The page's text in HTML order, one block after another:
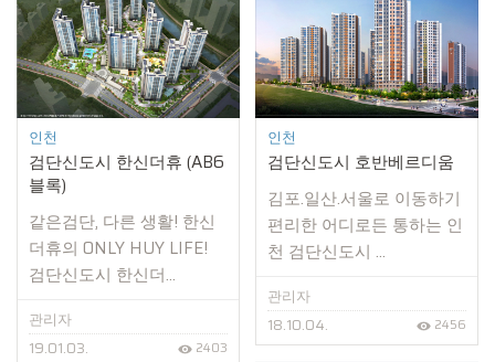
인천
검단신도시 한신더휴 (AB6
블록)
같은검단, 다른 생활! 한신
더휴의 ONLY HUY LIFE!
검단신도시 한신더...
관리자
19.01.03.
2403
인천
검단신도시 호반베르디움
김포.일산.서울로 이동하기
편리한 어디로든 통하는 인
천 검단신도시 ...
관리자
18.10.04.
2456